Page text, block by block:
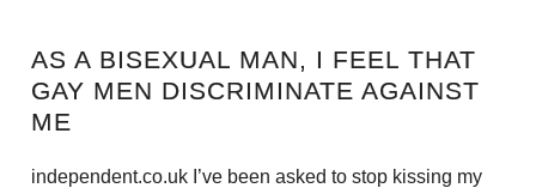
AS A BISEXUAL MAN, I FEEL THAT
GAY MEN DISCRIMINATE AGAINST
ME
independent.co.uk I’ve been asked to stop kissing my